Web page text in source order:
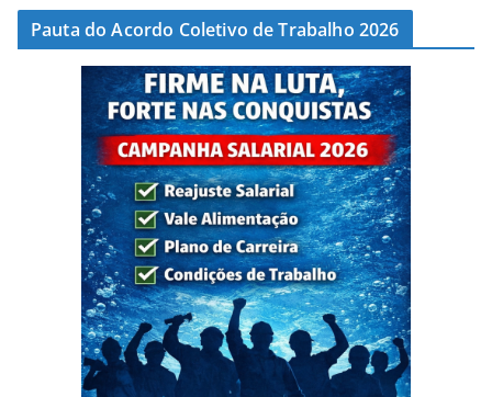
Pauta do Acordo Coletivo de Trabalho 2026